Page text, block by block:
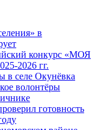
в
конкурс «МОЯ
2026 гг.
в селе Окунёвка
волонтёры
готовность